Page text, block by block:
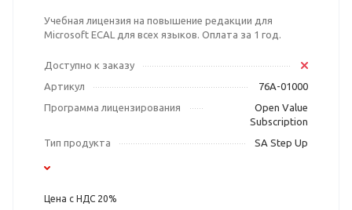
Учебная лицензия на повышение редакции для
Microsoft ECAL для всех языков. Оплата за 1 год.
Доступно к заказу
Артикул
76A-01000
Программа лицензирования
Open Value
Subscription
Тип продукта
SA Step Up
Цена с НДС 20%